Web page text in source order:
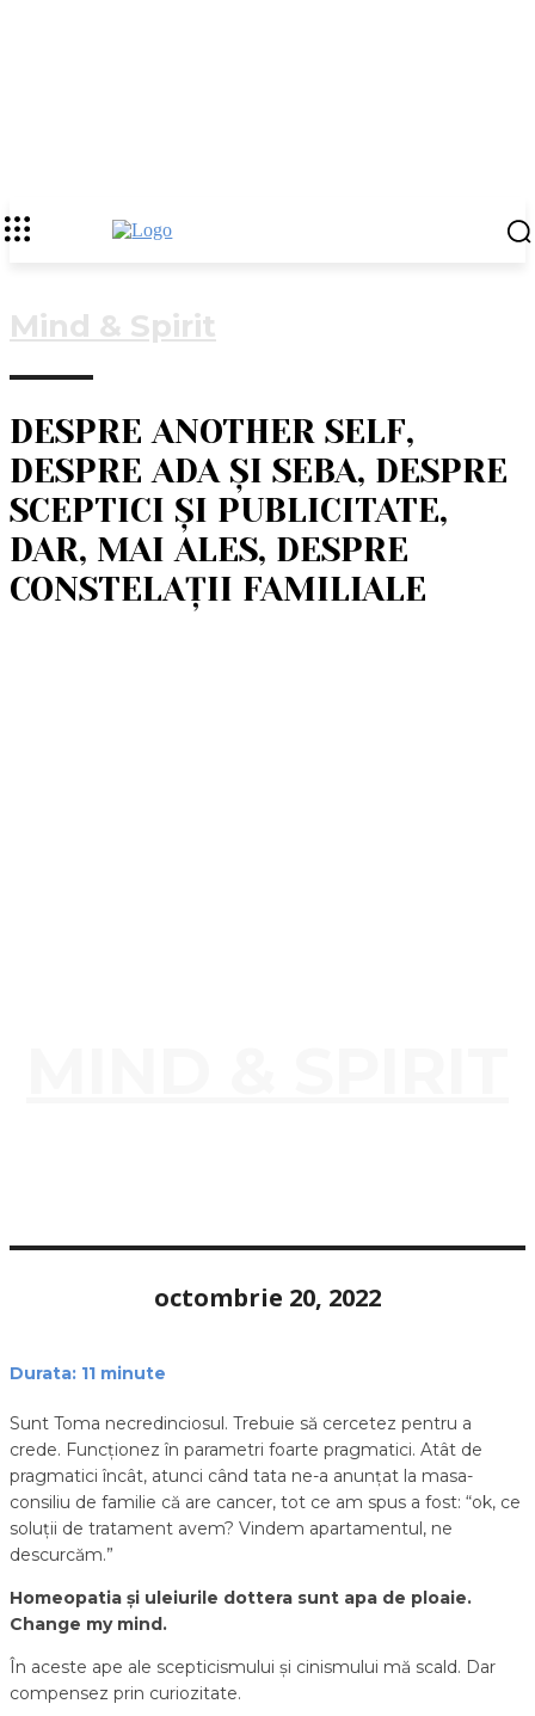
Mind & Spirit
DESPRE ANOTHER SELF,
DESPRE ADA ȘI SEBA, DESPRE
SCEPTICI ȘI PUBLICITATE,
DAR, MAI ALES, DESPRE
CONSTELAȚII FAMILIALE
octombrie 20, 2022
Durata: 11 minute
Sunt Toma necredinciosul. Trebuie să cercetez pentru a
crede. Funcționez în parametri foarte pragmatici. Atât de
pragmatici încât, atunci când tata ne-a anunțat la masa-
consiliu de familie că are cancer, tot ce am spus a fost: “ok, ce
soluții de tratament avem? Vindem apartamentul, ne
descurcăm.”
Homeopatia și uleiurile dottera sunt apa de ploaie.
Change my mind.
În aceste ape ale scepticismului și cinismului mă scald. Dar
compensez prin curiozitate.